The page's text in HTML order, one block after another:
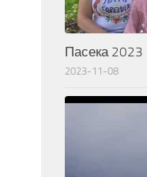
Пасека 2023
2023-11-08